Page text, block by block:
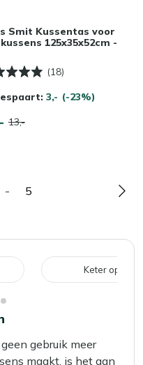
Smit Kussentas voor
125x35x52cm -
(18)
3,- (-23%)
13,-
-
Pagina
5
Keter
gebruik meer
maakt, is het aan